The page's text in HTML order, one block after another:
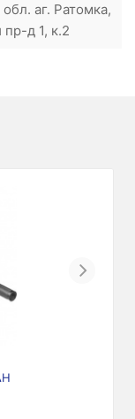
аг. Ратомка,
д 1, к.2
Next